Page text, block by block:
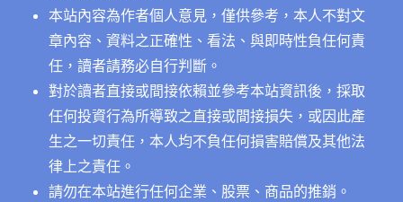
本站內容為作者個人意見，僅供參考，本人不對文
章內容、資料之正確性、看法、與即時性負任何責
任，讀者請務必自行判斷。
對於讀者直接或間接依賴並參考本站資訊後，採取
任何投資行為所導致之直接或間接損失，或因此產
生之一切責任，本人均不負任何損害賠償及其他法
律上之責任。
請勿在本站進行任何企業、股票、商品的推銷。